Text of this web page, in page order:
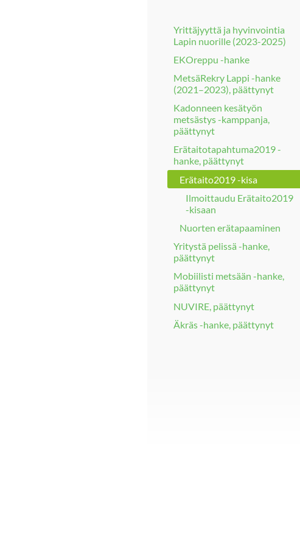
Yrittäjyyttä ja hyvinvointia
Lapin nuorille (2023-2025)
EKOreppu -hanke
MetsäRekry Lappi -hanke
(2021–2023), päättynyt
Kadonneen kesätyön
metsästys -kamppanja,
päättynyt
Erätaitotapahtuma2019 -
hanke, päättynyt
Erätaito2019 -kisa
Ilmoittaudu Erätaito2019
-kisaan
Nuorten erätapaaminen
Yritystä pelissä -hanke,
päättynyt
Mobiilisti metsään -hanke,
päättynyt
NUVIRE, päättynyt
Äkräs -hanke, päättynyt